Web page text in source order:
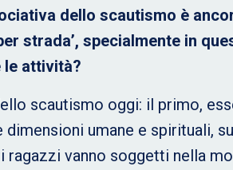
dello scautismo è
strada’, specialmente in
le attività?
scautismo oggi: il primo,
umane e spirituali,
vanno soggetti nella